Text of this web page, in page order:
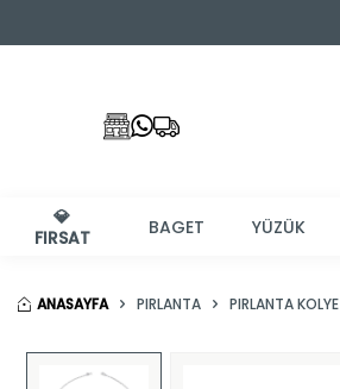
💎
FIRSAT
BAGET YÜZÜK
ANASAYFA PIRLANTA PIRLANTA KOLYE